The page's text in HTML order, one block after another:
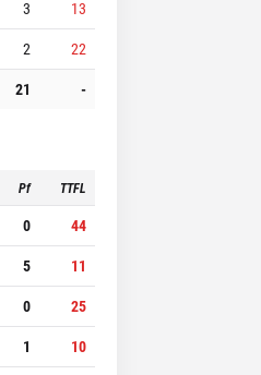
3
13
2
22
21 -
Pf TTFL
0
44
5
11
0
25
1
10